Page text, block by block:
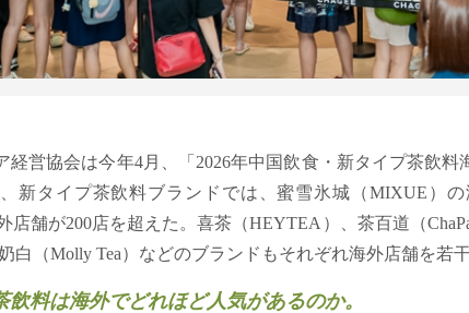
経営協会は今年4月、「2026年中国飲食・新タイプ茶飲料
新タイプ茶飲料ブランドでは、蜜雪氷城（MIXUE）
店舗が200店を超えた。喜茶（HEYTEA）、茶百道（
奶白（Molly Tea）などのブランドもそれぞれ海外店舗を若
飲料は海外でどれほど人気があるのか。